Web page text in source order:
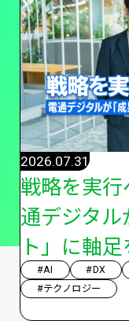
戦略を実
通デジタル
ト」に軸
2026.07.31
#AI #DX
#テクノロジー